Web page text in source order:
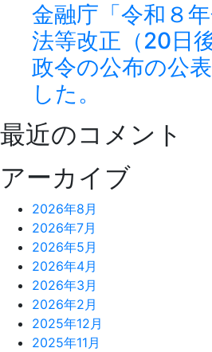
金融庁「令和８
法等改正（20日
政令の公布の公
した。
最近のコメント
アーカイブ
2026年8月
2026年7月
2026年5月
2026年4月
2026年3月
2026年2月
2025年12月
2025年11月